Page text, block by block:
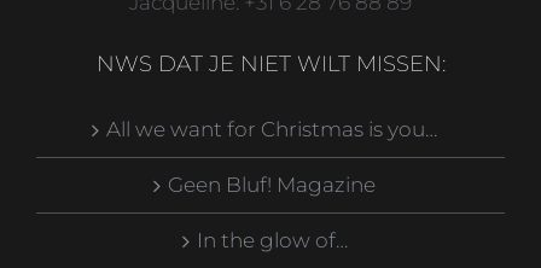
NWS DAT JE NIET WILT MISSEN:
All we want for Christmas is you…
Geen Bluf! Magazine
In the glow of…